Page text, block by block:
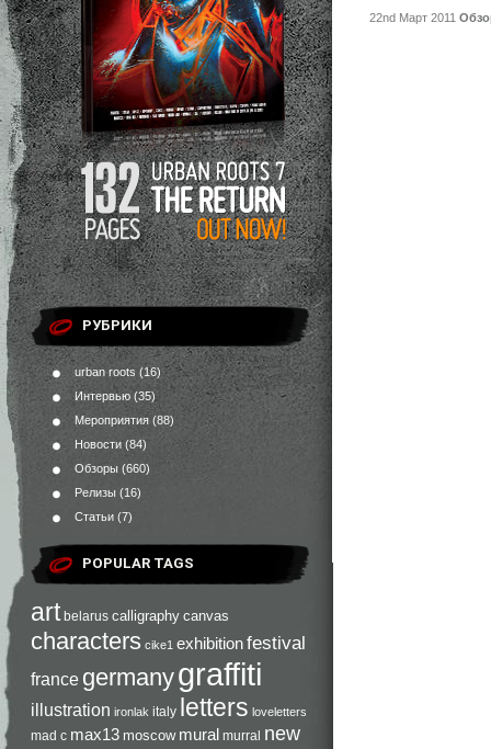
РУБРИКИ
urban roots (16)
Интервью (35)
Мероприятия (88)
Новости (84)
Обзоры (660)
Релизы (16)
Статьи (7)
POPULAR TAGS
art belarus calligraphy canvas
characters cike1 exhibitionfestival
france germanygraffiti
illustration ironlak italy letters loveletters
mad c max13 moscow mural murral new
22nd Март 2011